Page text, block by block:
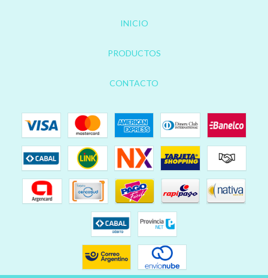
INICIO
PRODUCTOS
CONTACTO